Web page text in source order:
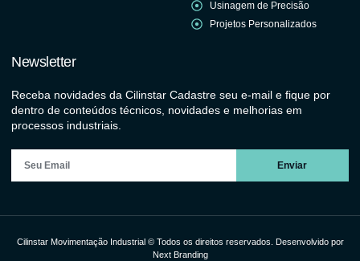
Usinagem de Precisão
Projetos Personalizados
Newsletter
Receba novidades da Cilinstar Cadastre seu e-mail e fique por
dentro de conteúdos técnicos, novidades e melhorias em
processos industriais.
Enviar
Cilinstar Movimentação Industrial © Todos os direitos reservados. Desenvolvido por
Next Branding